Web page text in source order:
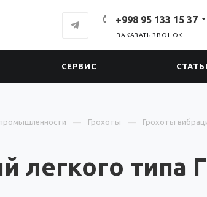
+998 95 133 15 37
ЗАКАЗАТЬ ЗВОНОК
СЕРВИС
Грохоты
Грохоты
легкого типа